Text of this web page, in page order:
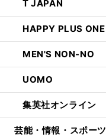
T JAPAN
HAPPY PLUS ONE
MEN'S NON-NO
UOMO
集英社オンライン
芸能・情報・スポーツ